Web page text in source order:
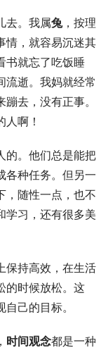
去。我属兔，按理
情，就容易沉迷其
书就忘了吃饭睡
流逝。我妈就经常
去，没有正事。
人啊！
的。他们总是能把
各种任务。但另一
，随性一点，也不
学习，还有很多美
保持高效，在生活
的时候放松。这
己的目标。
， 时间观念都是一种